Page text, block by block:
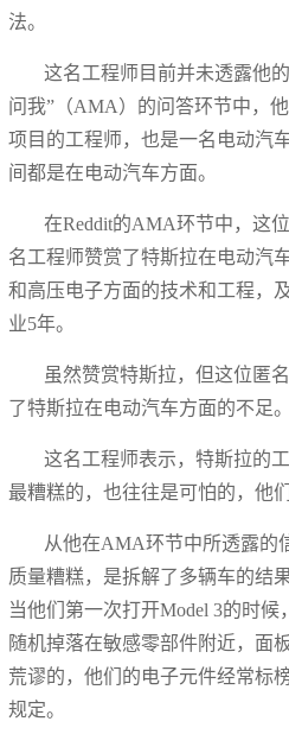
法。
这名工程师目前并未透露他
问我”（AMA）的问答环节中，
项目的工程师，也是一名电动汽
间都是在电动汽车方面。
在Reddit的AMA环节中，这
名工程师赞赏了特斯拉在电动汽
和高压电子方面的技术和工程，
业5年。
虽然赞赏特斯拉，但这位匿
了特斯拉在电动汽车方面的不足。
这名工程师表示，特斯拉的
最糟糕的，也往往是可怕的，他
从他在AMA环节中所透露的
质量糟糕，是拆解了多辆车的结
当他们第一次打开Model 3的时候
随机掉落在敏感零部件附近，面
荒谬的，他们的电子元件经常标
规定。